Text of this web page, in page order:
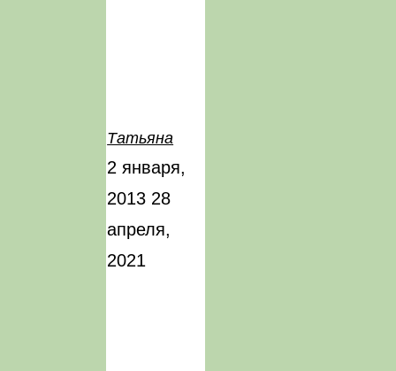
Татьяна
2 января,
2013 28
апреля,
2021